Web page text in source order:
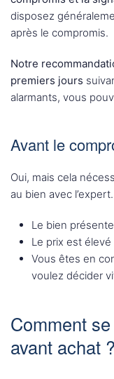
disposez
après le compromis.
Notre
premiers jours
alarmants, vous
Avant le
Oui, mais cela
au bien avec
Le bien
Le prix est
Vous êtes en
voulez décider
Comment
avant achat ?